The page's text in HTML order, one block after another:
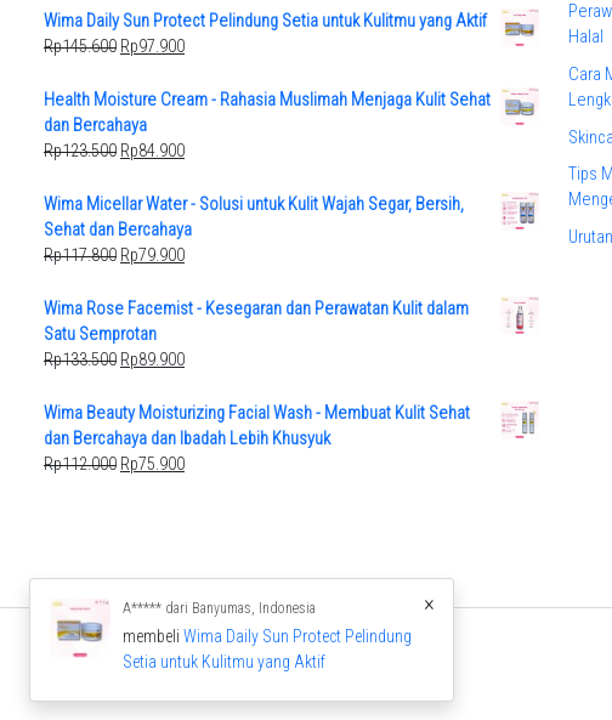
Wima Daily Sun Protect Pelindung Setia untuk Kulitmu yang Aktif
Rp145.600 Original
was:
Rp145.600.
Rp97.900Current
is:
Health Moisture Cream - Rahasia Muslimah Menjaga Kulit Sehat
dan Bercahaya
Rp123.500 Original
was:
Rp123.500.
Rp84.900Current
is:
Rp84.900.
Wima Micellar Water - Solusi untuk Kulit Wajah Segar, Bersih,
Sehat dan Bercahaya
Rp117.800 Original
was:
Rp117.800.
Rp79.900Current
is:
Wima Rose Facemist - Kesegaran dan Perawatan Kulit dalam
Satu Semprotan
Rp133.500 Original
was:
Rp133.500.
Rp89.900Current
is:
Rp89.900.
Wima Beauty Moisturizing Facial Wash - Membuat Kulit Sehat
dan Bercahaya dan Ibadah Lebih Khusyuk
Rp112.000 Original
Rp75.900Current
Halal
Cara
Tips
×
A***** dari Banyumas, Indonesia
membeli Wima Daily Sun Protect Pelindung
Setia untuk Kulitmu yang Aktif